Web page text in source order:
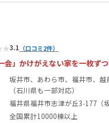
★3.1 （口コミ2件）
会」かけがえない家を一枚ず
坂井市、あわら市、福井市、
（石川県も一部対応）
福井県福井市志津が丘3‑177（
全国累計10000棟以上